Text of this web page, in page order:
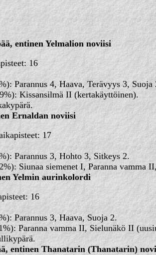
entinen Yelmalion noviisi
Parannus 4, Haava, Terävyys 3, Suoja
Kissansilmä II (kertakäyttöinen).
Ernaldan noviisi
Parannus 3, Hohto 3, Sitkeys 2.
Siunaa siemenet I, Paranna vamma
Yelmin aurinkolordi
Parannus 3, Haava, Suoja 2.
Paranna vamma II, Sielunäkö II
entinen Thanatarin (Thanatarin)